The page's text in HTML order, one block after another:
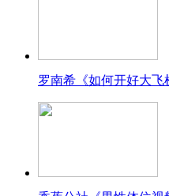
罗南希《如何开好大飞